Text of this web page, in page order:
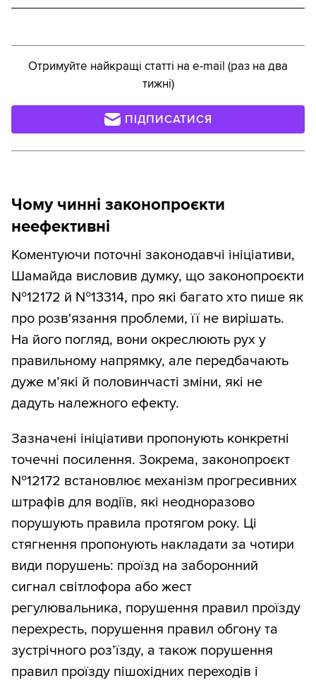
Отримуйте найкращі статті на e-mail (раз на два
тижні)
ПІДПИСАТИСЯ
Чому чинні законопроєкти
неефективні
Коментуючи поточні законодавчі ініціативи,
Шамайда висловив думку, що законопроєкти
№12172 й №13314, про які багато хто пише як
про розв'язання проблеми, її не вирішать.
На його погляд, вони окреслюють рух у
правильному напрямку, але передбачають
дуже м’які й половинчасті зміни, які не
дадуть належного ефекту.
Зазначені ініціативи пропонують конкретні
точечні посилення. Зокрема, законопроєкт
№12172 встановлює механізм прогресивних
штрафів для водіїв, які неодноразово
порушують правила протягом року. Ці
стягнення пропонують накладати за чотири
види порушень: проїзд на заборонний
сигнал світлофора або жест
регулювальника, порушення правил проїзду
перехресть, порушення правил обгону та
зустрічного роз’їзду, а також порушення
правил проїзду пішохідних переходів і